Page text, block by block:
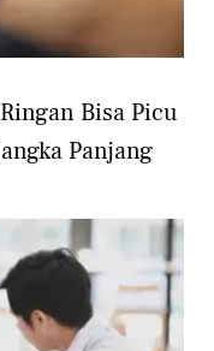
Bisa Picu
Panjang